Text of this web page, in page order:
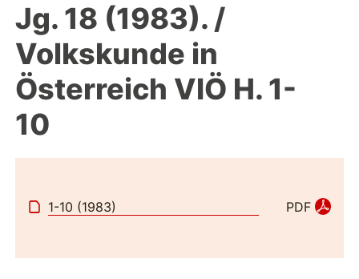
Jg. 18 (1983). /
Volkskunde in
Österreich VIÖ H. 1-
10
PDF
1-10 (1983)